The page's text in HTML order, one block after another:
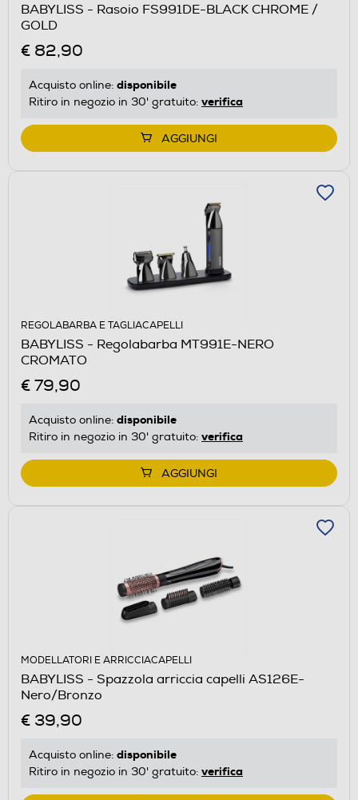
BABYLISS - Rasoio FS991DE-BLACK CHROME /
GOLD
€ 82,90
Acquisto online: disponibile
Ritiro in negozio in 30' gratuito: verifica
AGGIUNGI
REGOLABARBA E TAGLIACAPELLI
BABYLISS - Regolabarba MT991E-NERO
CROMATO
€ 79,90
Acquisto online: disponibile
Ritiro in negozio in 30' gratuito: verifica
AGGIUNGI
MODELLATORI E ARRICCIACAPELLI
BABYLISS - Spazzola arriccia capelli AS126E-
Nero/Bronzo
€ 39,90
Acquisto online: disponibile
Ritiro in negozio in 30' gratuito: verifica